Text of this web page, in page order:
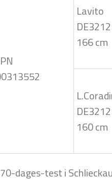
Lavito
166 cm
160 cm
dages-test i